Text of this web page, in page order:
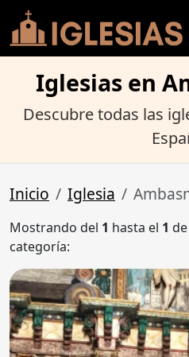
Iglesias en
Descubre todas las
Inicio Iglesia
Mostrando del 1 hasta el 1 de
categoría: